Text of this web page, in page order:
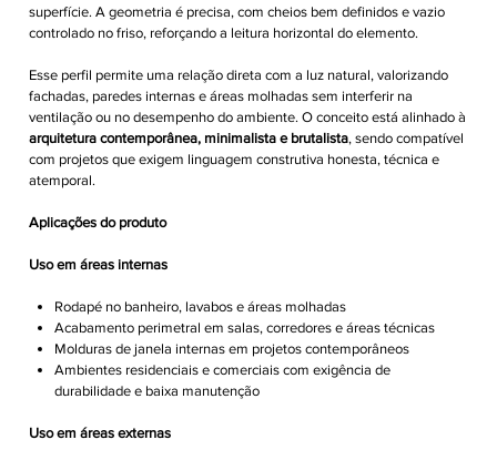
superfície. A geometria é precisa, com cheios bem definidos e vazio
controlado no friso, reforçando a leitura horizontal do elemento.
Esse perfil permite uma relação direta com a luz natural, valorizando
fachadas, paredes internas e áreas molhadas sem interferir na
ventilação ou no desempenho do ambiente. O conceito está alinhado à
arquitetura contemporânea, minimalista e brutalista, sendo compatível
com projetos que exigem linguagem construtiva honesta, técnica e
atemporal.
Aplicações do produto
Uso em áreas internas
Rodapé no banheiro, lavabos e áreas molhadas
Acabamento perimetral em salas, corredores e áreas técnicas
Molduras de janela internas em projetos contemporâneos
Ambientes residenciais e comerciais com exigência de
durabilidade e baixa manutenção
Uso em áreas externas